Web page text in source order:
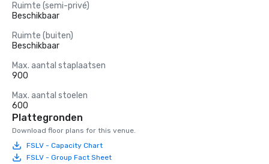
Ruimte (semi-privé)
Beschikbaar
Ruimte (buiten)
Beschikbaar
Max. aantal staplaatsen
900
Max. aantal stoelen
600
Plattegronden
Download floor plans for this venue.
FSLV - Capacity Chart
FSLV - Group Fact Sheet